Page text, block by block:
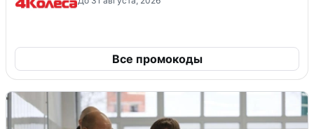
Все промокоды